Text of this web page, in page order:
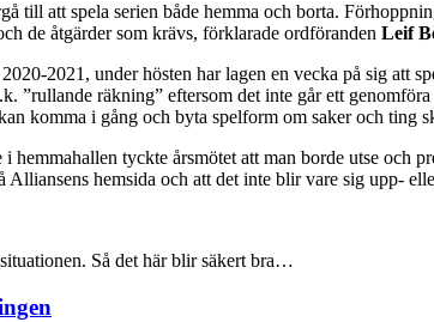
till att spela serien både hemma och borta.
de åtgärder som krävs, förklarade ordföranden Leif
2021, under hösten har lagen en vecka på sig att
”rullande räkning” eftersom det inte går ett
komma i gång och byta spelform om saker och ting
hemmahallen tyckte årsmötet att man borde utse
hemsida och att det inte blir vare sig upp-
Så det här blir säkert bra…